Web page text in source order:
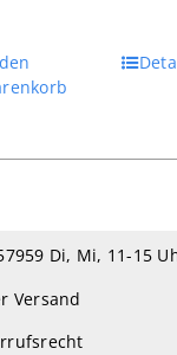
Di, Mi, 11-15
Versand